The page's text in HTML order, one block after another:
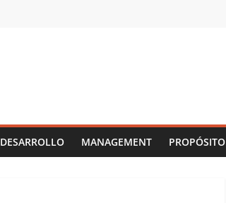
MANAGEMENT PROPÓSITO